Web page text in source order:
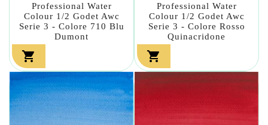
Professional Water
Colour 1/2 Godet Awc
Serie 3 - Colore 710 Blu
Dumont

Professional Water
Colour 1/2 Godet Awc
Serie 3 - Colore Rosso
Quinacridone
